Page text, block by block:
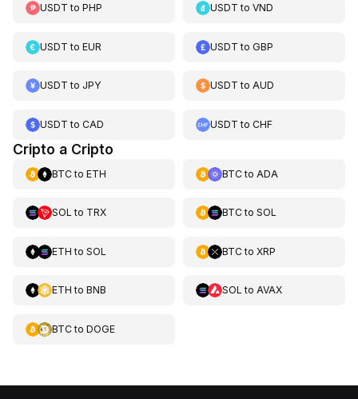
USDT to PHP USDT toVND
USDT to EUR USDT toGBP
USDT to JPY USDT toAUD
USDT to CAD USDT toCHF
Cripto a Cripto
BTCto ETH BTCto ADA
SOL to TRX BTCto SOL
ETH to SOL BTCto XRP
ETH to BNB SOL to AVAX
BTCto DOGE